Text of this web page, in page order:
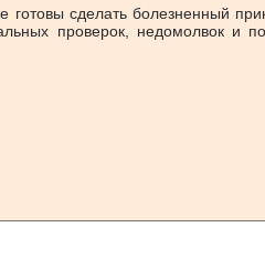
готовы сделать болезненный
проверок, недомолвок и